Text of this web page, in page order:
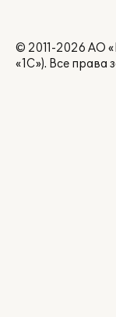
© 2011-2026 АО
«1С»). Все права